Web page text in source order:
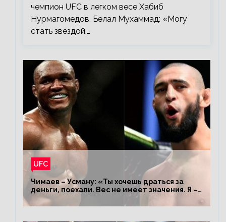
чемпион UFC в легком весе Хабиб
Нурмагомедов. Белал Мухаммад: «Могу
стать звездой,…
UFC
Чимаев – Усману: «Ты хочешь драться за
деньги, поехали. Вес не имеет значения. Я –
король»